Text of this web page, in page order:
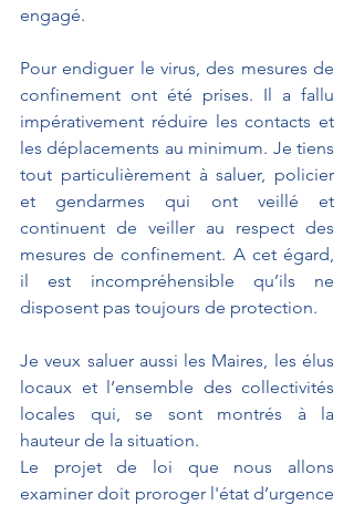
engagé.
Pour endiguer le virus, des mesures de
confinement ont été prises. Il a fallu
impérativement réduire les contacts et
les déplacements au minimum. Je tiens
tout particulièrement à saluer, policier
et gendarmes qui ont veillé et
continuent de veiller au respect des
mesures de confinement. A cet égard,
il est incompréhensible qu’ils ne
disposent pas toujours de protection.
Je veux saluer aussi les Maires, les élus
locaux et l’ensemble des collectivités
locales qui, se sont montrés à la
hauteur de la situation.
Le projet de loi que nous allons
examiner doit proroger l'état d’urgence